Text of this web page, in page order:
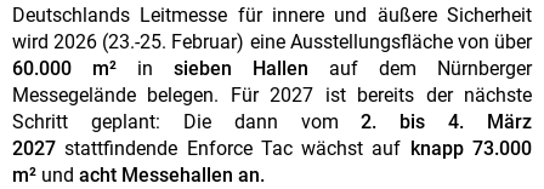
Deutschlands Leitmesse für innere und äußere Sicherheit
wird 2026 (23.-25. Februar) eine Ausstellungsfläche von über
60.000 m² in sieben Hallen auf dem Nürnberger
Messegelände belegen. Für 2027 ist bereits der nächste
Schritt geplant: Die dann vom2. bis 4. März
2027 stattfindende Enforce Tac wächst auf knapp 73.000
m² und acht Messehallen an.